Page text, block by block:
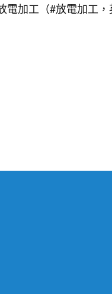
電加工（#放電加工